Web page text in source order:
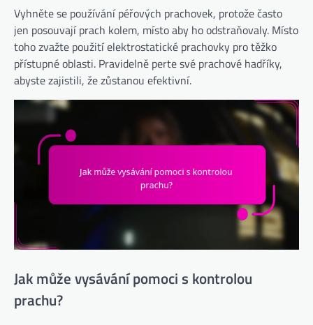
Vyhněte se používání péřových prachovek, protože často
jen posouvají prach kolem, místo aby ho odstraňovaly. Místo
toho zvažte použití elektrostatické prachovky pro těžko
přístupné oblasti. Pravidelně perte své prachové hadříky,
abyste zajistili, že zůstanou efektivní.
Jak může vysávání pomoci s kontrolou
prachu?